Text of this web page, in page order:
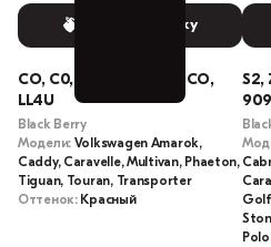
Выбрать краску
CO, C0, L4U, C0C0, COCO,
LL4U
Black Berry
Модели: Volkswagen Amarok,
Caddy, Caravelle, Multivan, Phaeton,
Tiguan, Touran, Transporter
Оттенок: Красный
S2,